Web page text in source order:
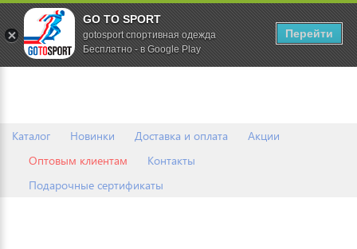
Каталог Новинки Доставка и оплата
Акции
Оптовым клиентам
Контакты
Подарочные сертификаты
0
GO TO SPORT
gotosport спортивная одежда
Бесплатно - в Google Play
Перейти